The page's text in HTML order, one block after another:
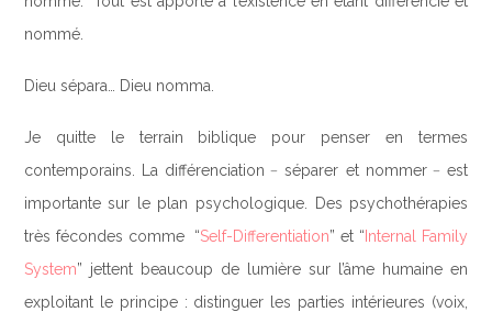
nommé.
Dieu sépara… Dieu nomma.
Je quitte le terrain biblique pour penser en termes
contemporains. La différenciation﹣séparer et nommer﹣est
importante sur le plan psychologique. Des psychothérapies
très fécondes comme “Self-Differentiation” et “ Internal Family
System” jettent beaucoup de lumière sur l’âme humaine en
exploitant le principe : distinguer les parties intérieures (voix,